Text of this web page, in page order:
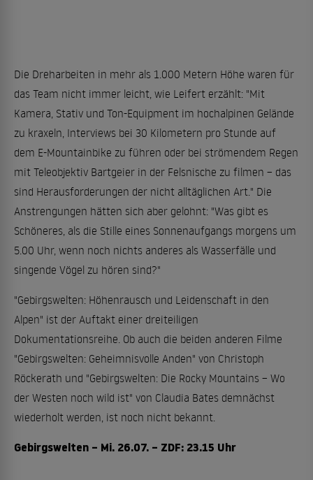
Die Dreharbeiten in mehr als 1.000 Metern Höhe waren für
das Team nicht immer leicht, wie Leifert erzählt: "Mit
Kamera, Stativ und Ton-Equipment im hochalpinen Gelände
zu kraxeln, Interviews bei 30 Kilometern pro Stunde auf
dem E-Mountainbike zu führen oder bei strömendem Regen
mit Teleobjektiv Bartgeier in der Felsnische zu filmen – das
sind Herausforderungen der nicht alltäglichen Art." Die
Anstrengungen hätten sich aber gelohnt: "Was gibt es
Schöneres, als die Stille eines Sonnenaufgangs morgens um
5.00 Uhr, wenn noch nichts anderes als Wasserfälle und
singende Vögel zu hören sind?"
"Gebirgswelten: Höhenrausch und Leidenschaft in den
Alpen" ist der Auftakt einer dreiteiligen
Dokumentationsreihe. Ob auch die beiden anderen Filme
"Gebirgswelten: Geheimnisvolle Anden" von Christoph
Röckerath und "Gebirgswelten: Die Rocky Mountains – Wo
der Westen noch wild ist" von Claudia Bates demnächst
wiederholt werden, ist noch nicht bekannt.
Gebirgswelten – Mi. 26.07. – ZDF: 23.15 Uhr